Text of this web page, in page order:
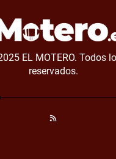
EL MOTERO. Todos
reservados.